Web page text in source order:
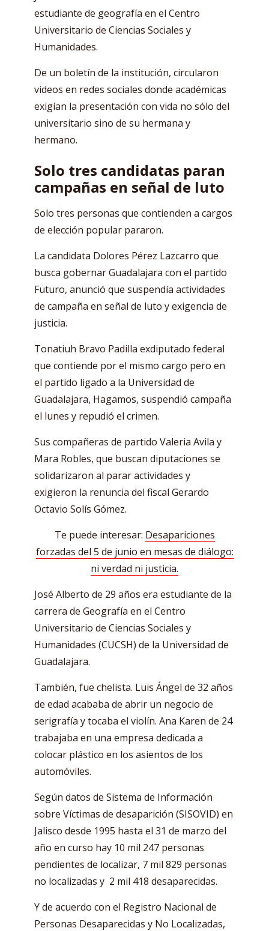
estudiante de geografía en el Centro
Universitario de Ciencias Sociales y
Humanidades.
De un boletín de la institución, circularon
videos en redes sociales donde académicas
exigían la presentación con vida no sólo del
universitario sino de su hermana y
hermano.
Solo tres candidatas paran
campañas en señal de luto
Solo tres personas que contienden a cargos
de elección popular pararon.
La candidata Dolores Pérez Lazcarro que
busca gobernar Guadalajara con el partido
Futuro, anunció que suspendía actividades
de campaña en señal de luto y exigencia de
justicia.
Tonatiuh Bravo Padilla exdiputado federal
que contiende por el mismo cargo pero en
el partido ligado a la Universidad de
Guadalajara, Hagamos, suspendió campaña
el lunes y repudió el crimen.
Sus compañeras de partido Valeria Avila y
Mara Robles, que buscan diputaciones se
solidarizaron al parar actividades y
exigieron la renuncia del fiscal Gerardo
Octavio Solís Gómez.
Te puede interesar: Desapariciones
forzadas del 5 de junio en mesas de diálogo:
ni verdad ni justicia.
José Alberto de 29 años era estudiante de la
carrera de Geografía en el Centro
Universitario de Ciencias Sociales y
Humanidades (CUCSH) de la Universidad de
Guadalajara.
También, fue chelista. Luis Ángel de 32 años
de edad acababa de abrir un negocio de
serigrafía y tocaba el violín. Ana Karen de 24
trabajaba en una empresa dedicada a
colocar plástico en los asientos de los
automóviles.
Según datos de Sistema de Información
sobre Víctimas de desaparición (SISOVID) en
Jalisco desde 1995 hasta el 31 de marzo del
año en curso hay 10 mil 247 personas
pendientes de localizar, 7 mil 829 personas
no localizadas y 2 mil 418 desaparecidas.
Y de acuerdo con el Registro Nacional de
Personas Desaparecidas y No Localizadas,